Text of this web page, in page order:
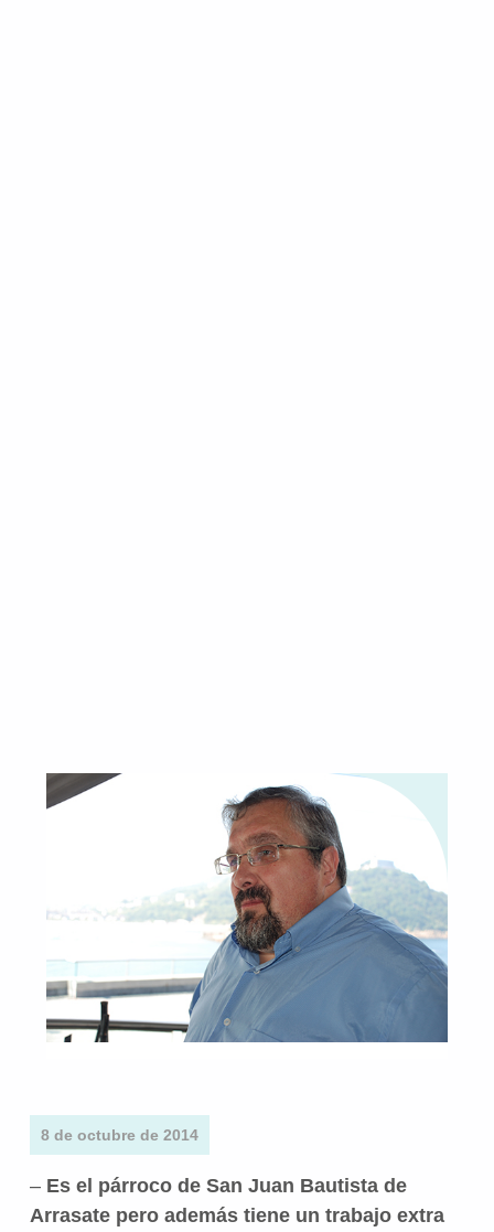
8 de octubre de 2014
– Es el párroco de San Juan Bautista de
Arrasate pero además tiene un trabajo extra